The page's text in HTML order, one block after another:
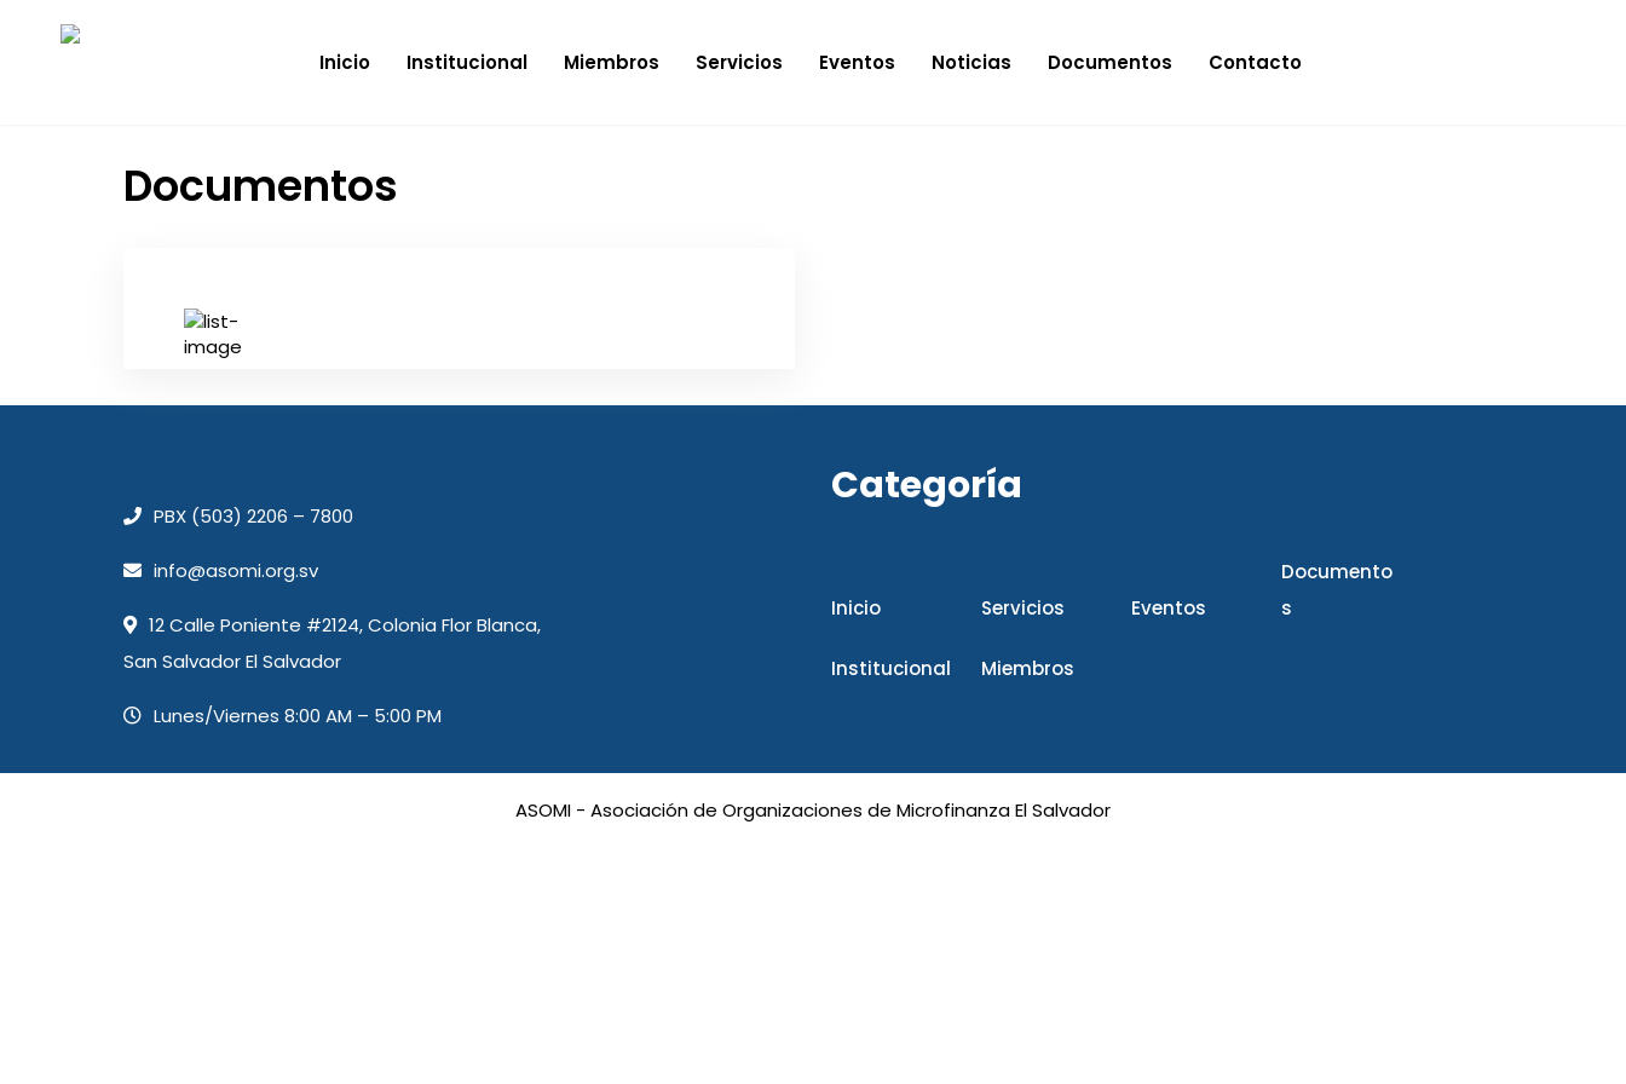
Inicio Institucional Miembros Servicios Eventos Noticias Documentos Contacto
Documentos
PBX (503) 2206 – 7800
info@asomi.org.sv
12 Calle Poniente #2124, Colonia Flor Blanca,
San Salvador El Salvador
Lunes/Viernes 8:00 AM – 5:00 PM
Categoría
Inicio Servicios Eventos
Documento
s
Institucional Miembros
ASOMI - Asociación de Organizaciones de Microfinanza El Salvador